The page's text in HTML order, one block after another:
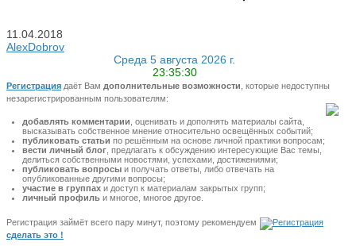
11.04.2018
AlexDobrov
Среда 5 августа 2026 г.
23:35:31
Регистрация даёт Вам дополнительные возможности , которые недоступны
незарегистрированным пользователям:
добавлять комментарии , оценивать и дополнять материалы сайта,
высказывать собственное мнение относительно освещённых событий;
публиковать статьи по решённым на основе личной практики вопросам;
вести личный блог , предлагать к обсуждению интересующие Вас темы,
делиться собственными новостями, успехами, достижениями;
публиковать вопросы и получать ответы, либо отвечать на
опубликованные другими вопросы;
участие в группах и доступ к материалам закрытых групп;
личный профиль и многое, многое другое.
Регистрация займёт всего пару минут, поэтому рекомендуем
сделать это !